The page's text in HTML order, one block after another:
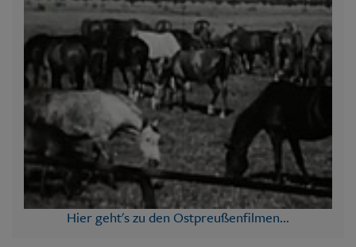
Hier geht's zu den Ostpreußenfilmen...